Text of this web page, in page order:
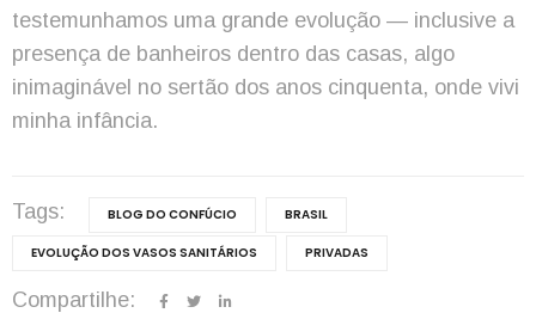
testemunhamos uma grande evolução — inclusive a
presença de banheiros dentro das casas, algo
inimaginável no sertão dos anos cinquenta, onde vivi
minha infância.
Tags: BLOG DO CONFÚCIO BRASIL
EVOLUÇÃO DOS VASOS SANITÁRIOS PRIVADAS
Compartilhe: